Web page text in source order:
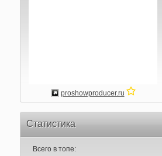
proshowproducer.ru
Статистика
Всего в топе: